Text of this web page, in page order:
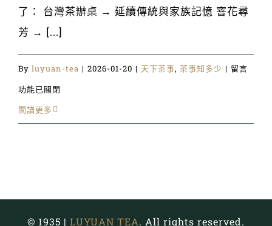
了： 台灣茶辦桌 → 延續傳統與家族記憶 窨花尋
芳 → [...]
By luyuan-tea | 2026-01-20 | 天下茶事, 茶事知多少 | 在
留言
功能已關閉
閱讀更多
© 1935 | LUYUAN TEA. All rights reserved.